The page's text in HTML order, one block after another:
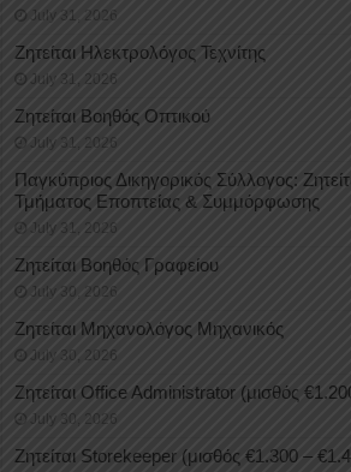
July 31, 2026
Ζητείται Ηλεκτρολόγος Τεχνίτης
July 31, 2026
Ζητείται Βοηθός Οπτικού
July 31, 2026
Παγκύπριος Δικηγορικός Σύλλογος:
Τμήματος Εποπτείας & Συμμόρφωσης
July 31, 2026
Ζητείται Βοηθός Γραφείου
July 30, 2026
Ζητείται Μηχανολόγος Μηχανικός
July 30, 2026
Ζητείται Office Administrator (μισθός
July 30, 2026
Ζητείται Storekeeper (μισθός €1.300 –